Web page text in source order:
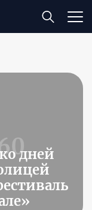
дней